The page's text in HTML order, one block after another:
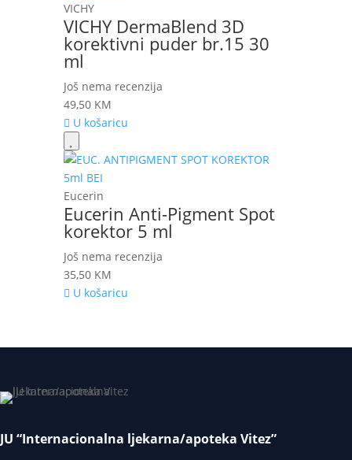
VICHY
VICHY DermaBlend 3D
korektivni puder br.15 30
ml
Još nema recenzija
49,50 KM
U košaricu
Eucerin
Eucerin Anti-Pigment Spot
korektor 5 ml
Još nema recenzija
35,50 KM
U košaricu
JU “Internacionalna ljekarna/apoteka Vitez”